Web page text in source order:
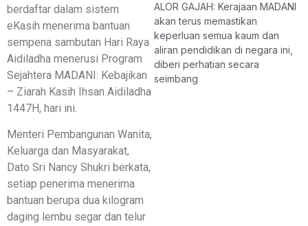
berdaftar dalam sistem
eKasih menerima bantuan
sempena sambutan Hari Raya
Aidiladha menerusi Program
Sejahtera MADANI: Kebajikan
– Ziarah Kasih Ihsan Aidiladha
1447H, hari ini.
Menteri Pembangunan Wanita,
Keluarga dan Masyarakat,
Dato Sri Nancy Shukri berkata,
setiap penerima menerima
bantuan berupa dua kilogram
daging lembu segar dan telur
ALOR GAJAH: Kerajaan MADANI
akan terus memastikan
keperluan semua kaum dan
aliran pendidikan di negara ini,
diberi perhatian secara
seimbang